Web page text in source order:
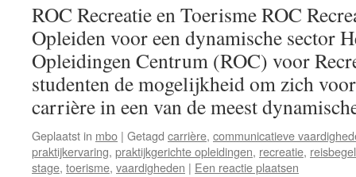
ROC Recreatie en Toerisme ROC
Opleiden voor een dynamische sector
Opleidingen Centrum (ROC) voor
studenten de mogelijkheid om zich
carrière in een van de meest
Geplaatst in mbo | Getagd carrière, communicatieve
praktijkervaring, praktijkgerichte opleidingen, recreatie,
stage, toerisme, vaardigheden | Een reactie plaatsen